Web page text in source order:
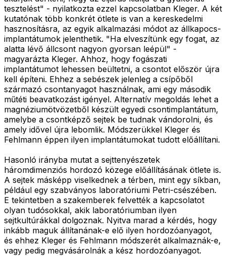
tesztelést" - nyilatkozta ezzel kapcsolatban Kleger. A két
kutatónak több konkrét ötlete is van a kereskedelmi
hasznosításra, az egyik alkalmazási módot az állkapocs-
implantátumok jelenthetik. "Ha elveszítünk egy fogat, az
alatta lévő állcsont nagyon gyorsan leépül" -
magyarázta Kleger. Ahhoz, hogy fogászati
implantátumot lehessen beültetni, a csontot először újra
kell építeni. Ehhez a sebészek jelenleg a csípőből
származó csontanyagot használnak, ami egy második
műtéti beavatkozást igényel. Alternatív megoldás lehet a
magnéziumötvözetből készült egyedi csontimplantátum,
amelybe a csontképző sejtek be tudnak vándorolni, és
amely idővel újra lebomlik. Módszerükkel Kleger és
Fehlmann éppen ilyen implantátumokat tudott előállítani.
Hasonló irányba mutat a sejttenyészetek
háromdimenziós hordozó közege előállításának ötlete is.
A sejtek másképp viselkednek a térben, mint egy síkban,
például egy szabványos laboratóriumi Petri-csészében.
E tekintetben a szakemberek felvették a kapcsolatot
olyan tudósokkal, akik laboratóriumban ilyen
sejtkultúrákkal dolgoznak. Nyitva marad a kérdés, hogy
inkább maguk állítanának-e elő ilyen hordozóanyagot,
és ehhez Kleger és Fehlmann módszerét alkalmaznák-e,
vagy pedig megvásárolnák a kész hordozóanyagot.